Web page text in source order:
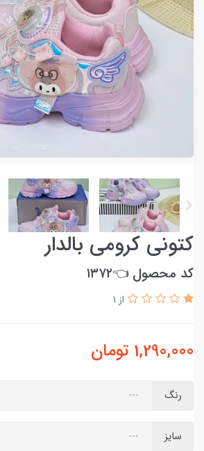
کتونی کرومی بالدار
کد محصول 👈۱۳۷۲
از 1
1,290,000 تومان
رنگ
سایز